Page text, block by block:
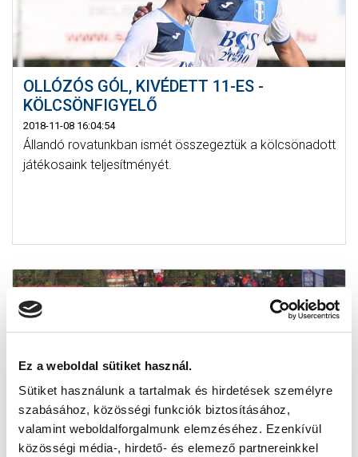
Ez a weboldal sütiket használ.
Sütiket használunk a tartalmak és hirdetések személyre
szabásához, közösségi funkciók biztosításához,
valamint weboldalforgalmunk elemzéséhez. Ezenkívül
közösségi média-, hirdető- és elemező partnereinkkel
OLLÓZÓS GÓL, KIVÉDETT 11-ES -
KÖLCSÖNFIGYELŐ
2018-11-08 16:04:54
Állandó rovatunkban ismét összegeztük a kölcsönadott
játékosaink teljesítményét.
KÉT DUPLÁZÓNK IS VOLT AZ NB II-BEN -